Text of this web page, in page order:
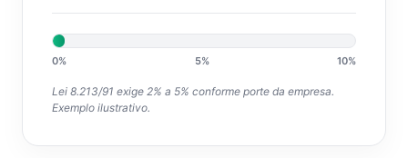
0% 5% 10%
Lei 8.213/91 exige 2% a 5% conforme porte da empresa.
Exemplo ilustrativo.